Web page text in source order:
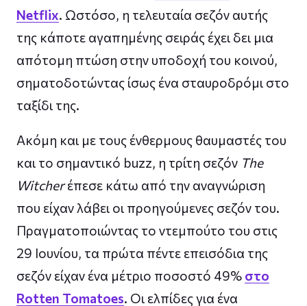
Netflix. Ωστόσο, η τελευταία σεζόν αυτής
της κάποτε αγαπημένης σειράς έχει δει μια
απότομη πτώση στην υποδοχή του κοινού,
σηματοδοτώντας ίσως ένα σταυροδρόμι στο
ταξίδι της.
Ακόμη και με τους ένθερμους θαυμαστές του
και το σημαντικό buzz, η τρίτη σεζόν The
Witcherέπεσε κάτω από την αναγνώριση
που είχαν λάβει οι προηγούμενες σεζόν του.
Πραγματοποιώντας το ντεμπούτο του στις
29 Ιουνίου, τα πρώτα πέντε επεισόδια της
σεζόν είχαν ένα μέτριο ποσοστό 49% στο
Rotten Tomatoes. Οι ελπίδες για ένα